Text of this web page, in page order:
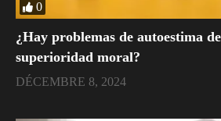
0
¿Hay problemas de autoestima
superioridad moral?
DÉCEMBRE 8, 2024